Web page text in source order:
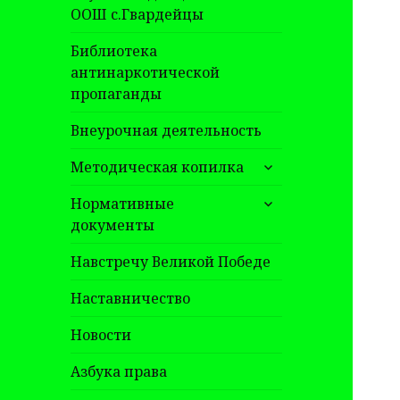
ООШ с.Гвардейцы
Библиотека
антинаркотической
пропаганды
Внеурочная деятельность
Методическая копилка
раскрыть
дочернее
меню
Нормативные
документы
раскрыть
Навстречу Великой Победе
Наставничество
Новости
Азбука права